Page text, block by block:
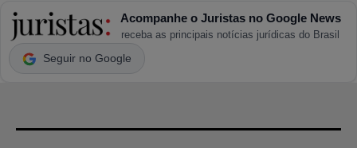
Acompanhe o Juristas no Google News
receba as principais notícias jurídicas do Brasil
Seguir no Google